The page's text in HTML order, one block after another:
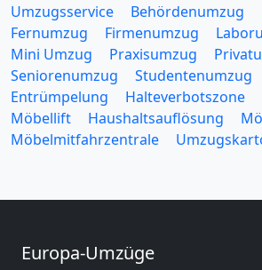
Umzugsservice Behördenumzug
Fernumzug
Firmenumzug
Mini Umzug
Praxisumzug
Seniorenumzug
Studentenumzug
Entrümpelung
Halteverbotszone
Möbellift
Haushaltsauflösung
Möbelmitfahrzentrale
Europa-Umzüge